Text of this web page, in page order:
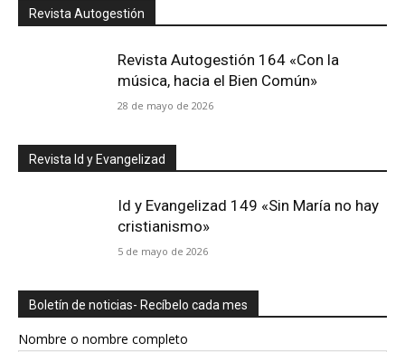
Revista Autogestión
Revista Autogestión 164 «Con la
música, hacia el Bien Común»
28 de mayo de 2026
Revista Id y Evangelizad
Id y Evangelizad 149 «Sin María no hay
cristianismo»
5 de mayo de 2026
Boletín de noticias- Recíbelo cada mes
Nombre o nombre completo